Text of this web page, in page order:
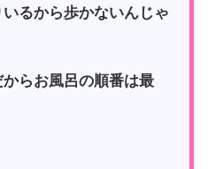
いるから歩かないんじゃ
からお風呂の順番は最